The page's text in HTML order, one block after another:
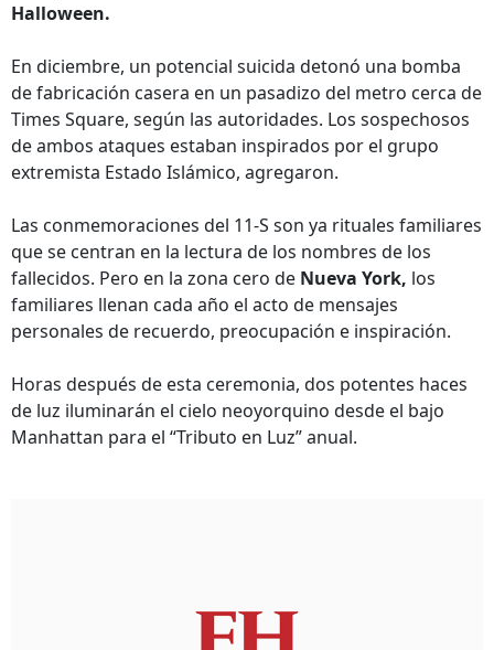
Halloween.
En diciembre, un potencial suicida detonó una bomba
de fabricación casera en un pasadizo del metro cerca de
Times Square, según las autoridades. Los sospechosos
de ambos ataques estaban inspirados por el grupo
extremista Estado Islámico, agregaron.
Las conmemoraciones del 11-S son ya rituales familiares
que se centran en la lectura de los nombres de los
fallecidos. Pero en la zona cero de Nueva York, los
familiares llenan cada año el acto de mensajes
personales de recuerdo, preocupación e inspiración.
Horas después de esta ceremonia, dos potentes haces
de luz iluminarán el cielo neoyorquino desde el bajo
Manhattan para el “Tributo en Luz” anual.